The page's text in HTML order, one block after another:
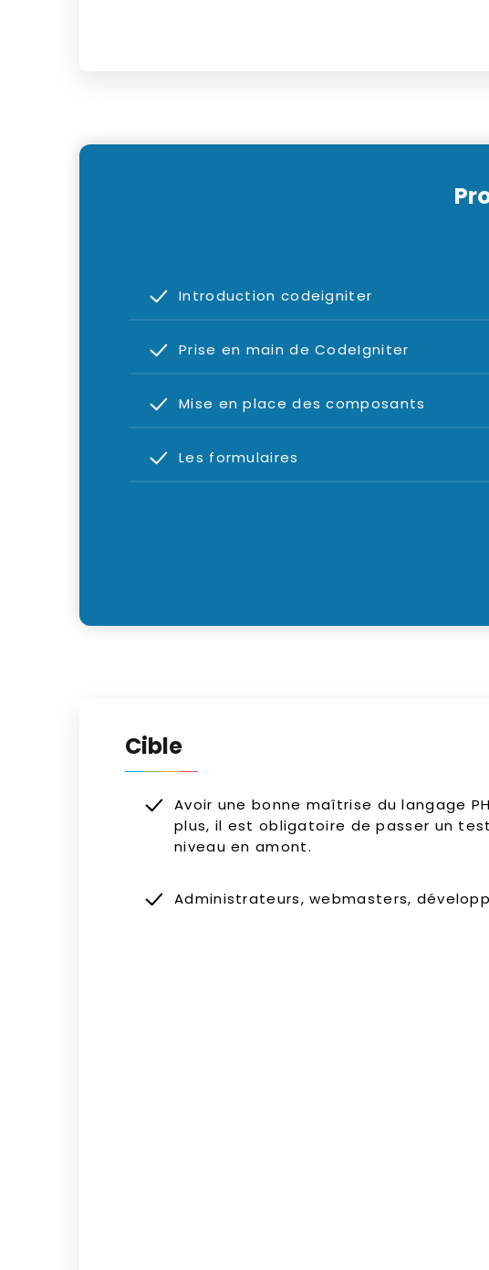
Introduction codeigniter
Prise en main de CodeIgniter
Mise en place des composants
Les formulaires
Cible
Avoir une bonne maîtrise du langage
plus, il est obligatoire de passer un
niveau en amont.
Administrateurs, webmasters,